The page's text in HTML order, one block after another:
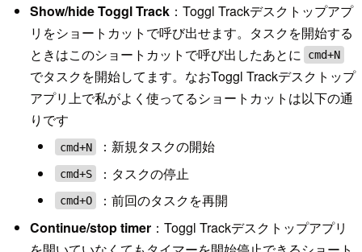
Show/hide Toggl Track：Toggl Trackデスクトップアプ
リをショートカットで呼び出せます。タスクを開始する
ときはこのショートカットで呼び出したあとに
cmd+N
でタスクを開始してます。なおToggl Trackデスクトップ
アプリ上で私がよく使ってるショートカットは以下の通
りです
cmd+N ：新規タスクの開始
cmd+S ：タスクの停止
cmd+O
：前回のタスクを再開
Continue/stop timer：Toggl Trackデスクトップアプリ